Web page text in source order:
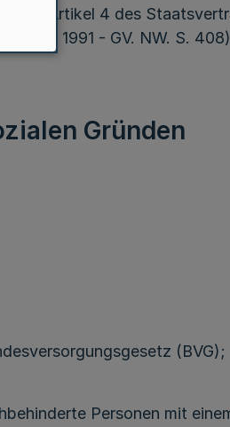
(Artikel 4 des
1991 - GV. NW. S. 408)
Gründen
(BVG);
Personen mit